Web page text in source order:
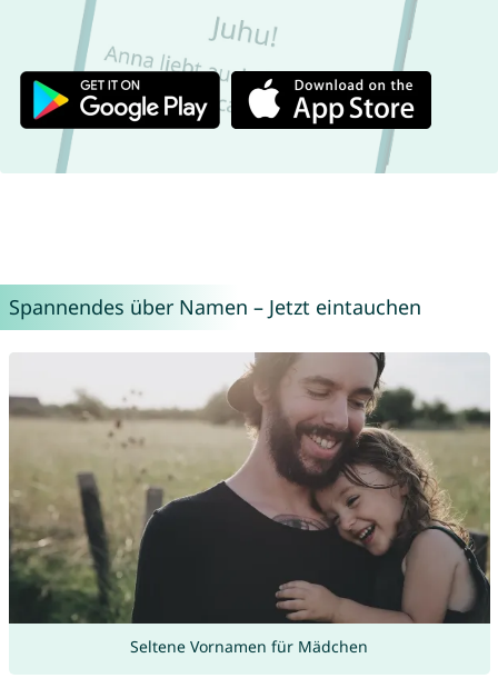
Spannendes über Namen – Jetzt eintauchen
Seltene Vornamen für Mädchen